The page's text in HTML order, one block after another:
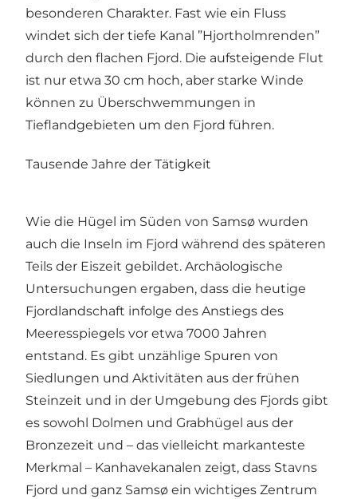
besonderen Charakter. Fast wie ein Fluss
windet sich der tiefe Kanal ”Hjortholmrenden”
durch den flachen Fjord. Die aufsteigende Flut
ist nur etwa 30 cm hoch, aber starke Winde
können zu Überschwemmungen in
Tieflandgebieten um den Fjord führen.
Tausende Jahre der Tätigkeit
Wie die Hügel im Süden von Samsø wurden
auch die Inseln im Fjord während des späteren
Teils der Eiszeit gebildet. Archäologische
Untersuchungen ergaben, dass die heutige
Fjordlandschaft infolge des Anstiegs des
Meeresspiegels vor etwa 7000 Jahren
entstand. Es gibt unzählige Spuren von
Siedlungen und Aktivitäten aus der frühen
Steinzeit und in der Umgebung des Fjords gibt
es sowohl Dolmen und Grabhügel aus der
Bronzezeit und – das vielleicht markanteste
Merkmal – Kanhavekanalen zeigt, dass Stavns
Fjord und ganz Samsø ein wichtiges Zentrum